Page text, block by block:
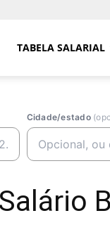
TABELA SALARIAL
Cidade/estado